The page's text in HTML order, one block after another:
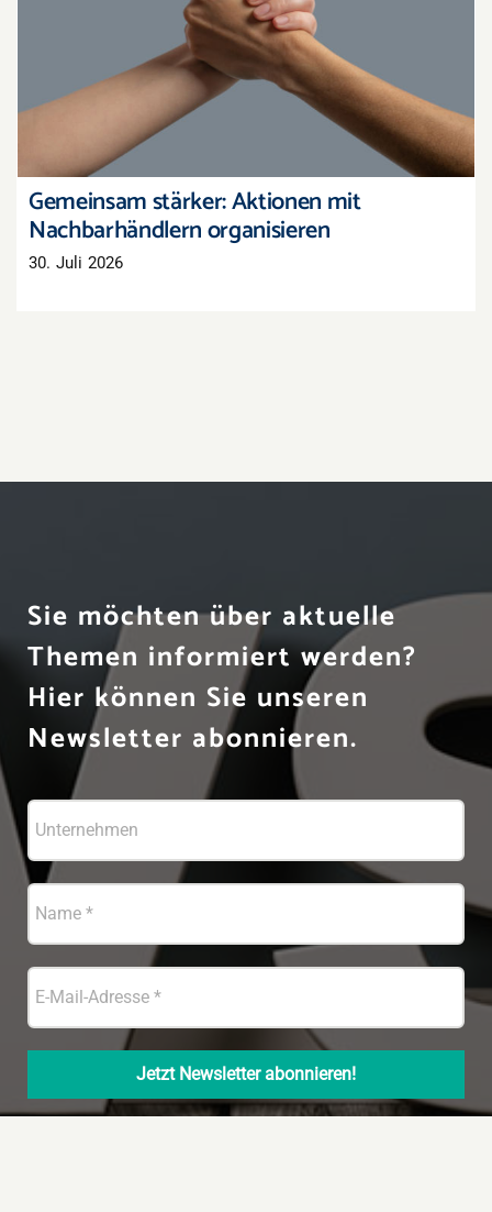
Gemeinsam stärker: Aktionen mit
Nachbarhändlern organisieren
Gemeinsam stärker: Aktionen mit
Nachbarhändlern organisieren
30. Juli 2026
Sie möchten über aktuelle
Themen informiert werden?
Hier können Sie unseren
Newsletter abonnieren.